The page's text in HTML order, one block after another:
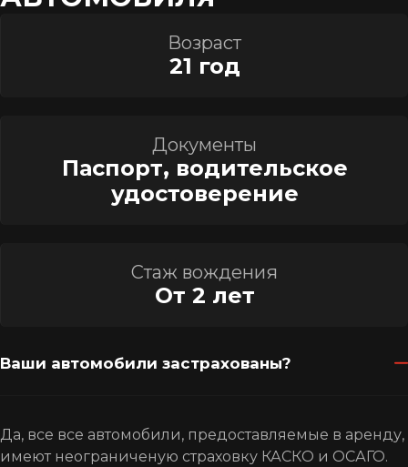
Возраст
21 год
Документы
Паспорт, водительское
удостоверение
Стаж вождения
От 2 лет
Ваши автомобили застрахованы?
Да, все все автомобили, предоставляемые в аренду,
имеют неограниченую страховку КАСКО и ОСАГО.